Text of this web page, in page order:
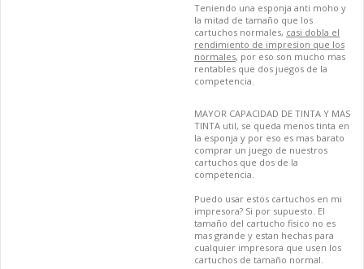
Teniendo una esponja anti moho y
la mitad de tamaño que los
cartuchos normales, casi dobla el
rendimiento de impresion que los
normales, por eso son mucho mas
rentables que dos juegos de la
competencia.
MAYOR CAPACIDAD DE TINTA Y MAS
TINTA util, se queda menos tinta en
la esponja y por eso es mas barato
comprar un juego de nuestros
cartuchos que dos de la
competencia.
Puedo usar estos cartuchos en mi
impresora? Si por supuesto. El
tamaño del cartucho fisico no es
mas grande y estan hechas para
cualquier impresora que usen los
cartuchos de tamaño normal.